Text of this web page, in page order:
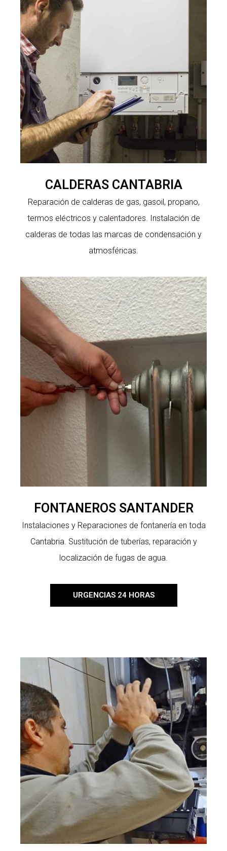
CALDERAS CANTABRIA
Reparación de calderas de gas, gasoil, propano,
termos eléctricos y calentadores. Instalación de
calderas de todas las marcas de condensación y
atmosféricas.
FONTANEROS SANTANDER
Instalaciones y Reparaciones de fontanería en toda
Cantabria. Sustitución de tuberías, reparación y
localización de fugas de agua.
URGENCIAS 24 HORAS